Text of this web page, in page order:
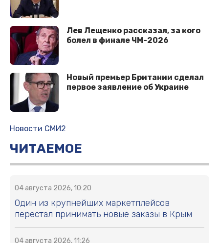
Лев Лещенко рассказал, за кого
болел в финале ЧМ-2026
Новый премьер Британии сделал
первое заявление об Украине
Новости СМИ2
ЧИТАЕМОЕ
04 августа 2026, 10:20
Один из крупнейших маркетплейсов
перестал принимать новые заказы в Крым
04 августа 2026, 11:26